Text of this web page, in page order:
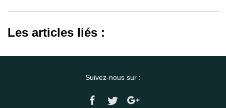
Les articles liés :
Suivez-nous sur :